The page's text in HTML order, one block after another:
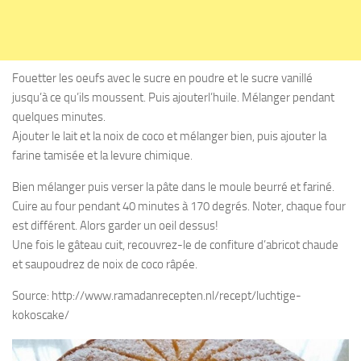
Fouetter les oeufs avec le sucre en poudre et le sucre vanillé
jusqu’à ce qu’ils moussent. Puis ajouterl’huile. Mélanger pendant
quelques minutes.
Ajouter le lait et la noix de coco et mélanger bien, puis ajouter la
farine tamisée et la levure chimique.
Bien mélanger puis verser la pâte dans le moule beurré et fariné.
Cuire au four pendant 40 minutes à 170 degrés. Noter, chaque four
est différent. Alors garder un oeil dessus!
Une fois le gâteau cuit, recouvrez-le de confiture d’abricot chaude
et saupoudrez de noix de coco râpée.
Source: http://www.ramadanrecepten.nl/recept/luchtige-
kokoscake/